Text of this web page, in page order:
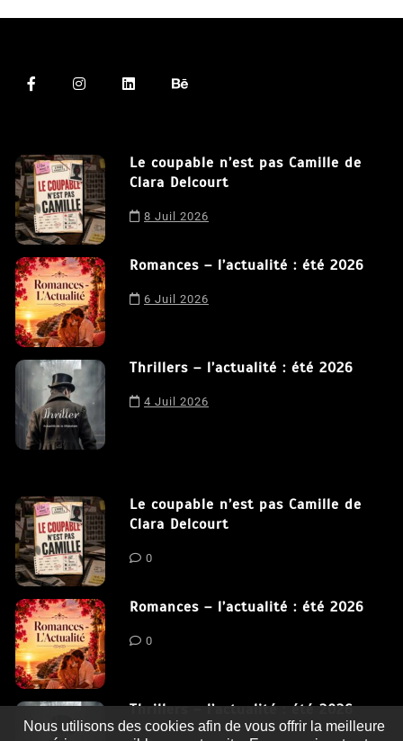
Le coupable n’est pas Camille de
Clara Delcourt
8 Juil 2026
Romances – l’actualité : été 2026
6 Juil 2026
Thrillers – l’actualité : été 2026
4 Juil 2026
Le coupable n’est pas Camille de
Clara Delcourt
0
Romances – l’actualité : été 2026
0
Thrillers – l’actualité : été 2026
Nous utilisons des cookies afin de vous offrir la meilleure